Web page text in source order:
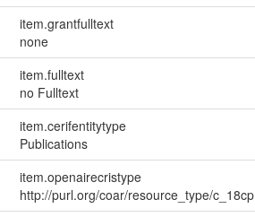
item.grantfulltext
none
item.fulltext
no Fulltext
item.cerifentitytype
Publications
item.openairecristype
http://purl.org/coar/resource_type/c_18cp